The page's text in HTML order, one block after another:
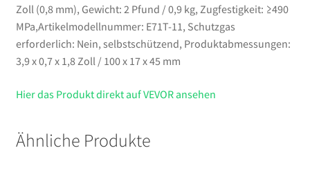
Zoll (0,8 mm), Gewicht: 2 Pfund / 0,9 kg, Zugfestigkeit: ≥490
MPa,Artikelmodellnummer: E71T-11, Schutzgas
erforderlich: Nein, selbstschützend, Produktabmessungen:
3,9 x 0,7 x 1,8 Zoll / 100 x 17 x 45 mm
Hier das Produkt direkt auf VEVOR ansehen
Ähnliche Produkte